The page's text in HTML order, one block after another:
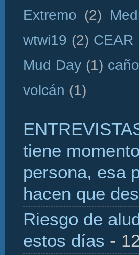
Extremo (2)
wtwi19 (2) CEAR
Mud Day (1)
volcán (1)
tiene
persona, esa
hacen que
Riesgo de
estos días -